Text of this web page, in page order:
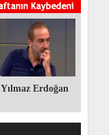
Yılmaz Erdoğan